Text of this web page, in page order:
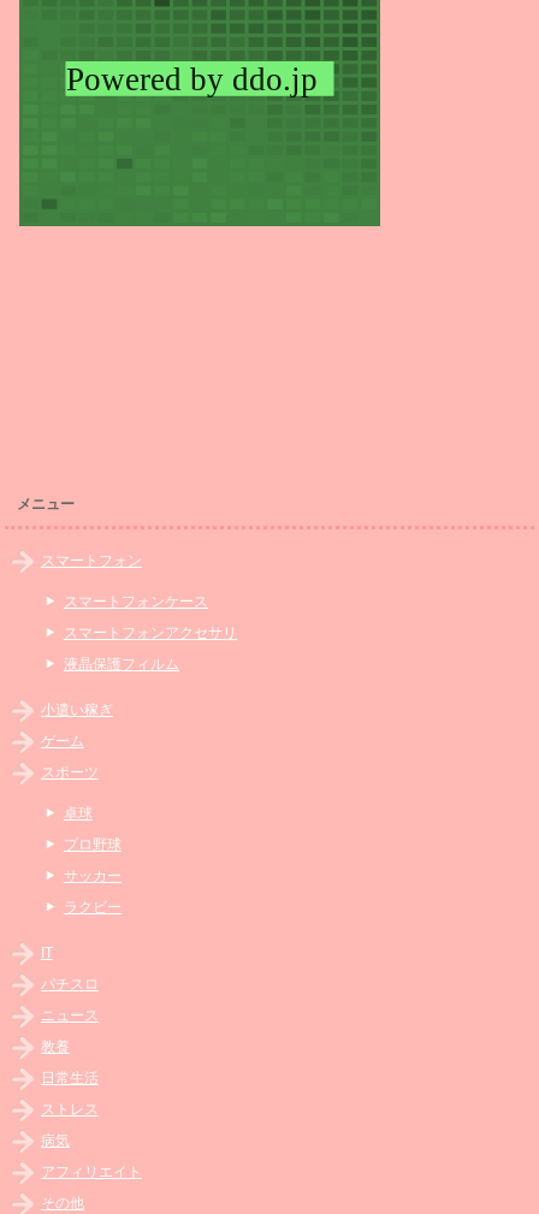
メニュー
スマートフォン
スマートフォンケース
スマートフォンアクセサリ
液晶保護フィルム
小遣い稼ぎ
ゲーム
スポーツ
卓球
プロ野球
サッカー
ラクビー
IT
パチスロ
ニュース
教養
日常生活
ストレス
病気
アフィリエイト
その他